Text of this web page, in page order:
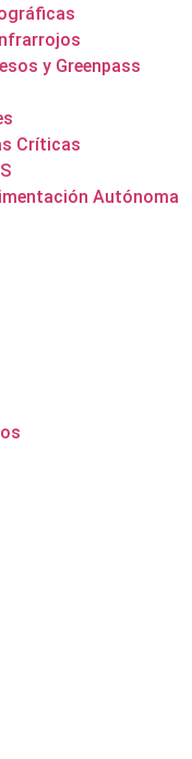
y Greenpass
Críticas
Autónoma